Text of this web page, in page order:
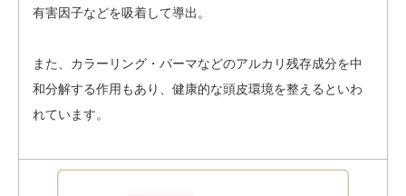
有害因子などを吸着して導出。
また、カラーリング・パーマなどのアルカリ残存成分を中
和分解する作用もあり、健康的な頭皮環境を整えるといわ
れています。